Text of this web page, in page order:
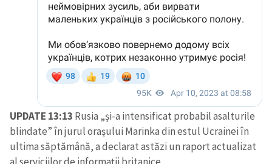
UPDATE 13:13 Rusia „și-a intensificat probabil asalturile
blindate” în jurul orașului Marinka din estul Ucrainei în
ultima săptămână, a declarat astăzi un raport actualizat
al serviciilor de informații britanice.
CONTACT SURSĂ
Sursă anonimă
Nume+ Numele meu
Email+ Emailul meu
Telefon
+ Telefon personal